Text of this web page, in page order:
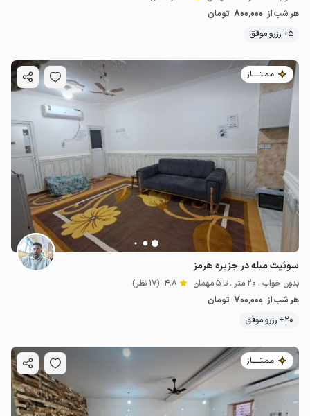
هر شب از 800٬000 تومان
5+ رزرو موفق
مـمـتــــــاز
سوئیت مبله در جزیره هرمز
بدون خواب . 20 متر . تا 5 مهمان 4.8 (17 نظر)
هر شب از 700٬000 تومان
20+ رزرو موفق
مـمـتــــــاز